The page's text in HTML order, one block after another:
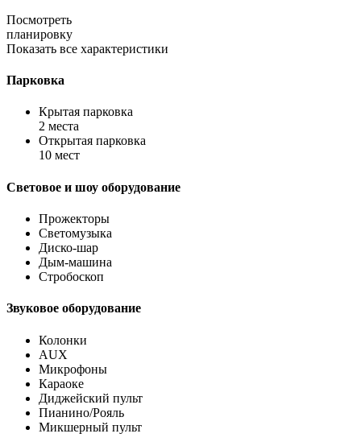
Посмотреть
планировку
Показать все характеристики
Парковка
Крытая парковка
2 места
Открытая парковка
10 мест
Световое и шоу оборудование
Прожекторы
Светомузыка
Диско-шар
Дым-машина
Стробоскоп
Звуковое оборудование
Колонки
AUX
Микрофоны
Караоке
Диджейский пульт
Пианино/Рояль
Микшерный пульт